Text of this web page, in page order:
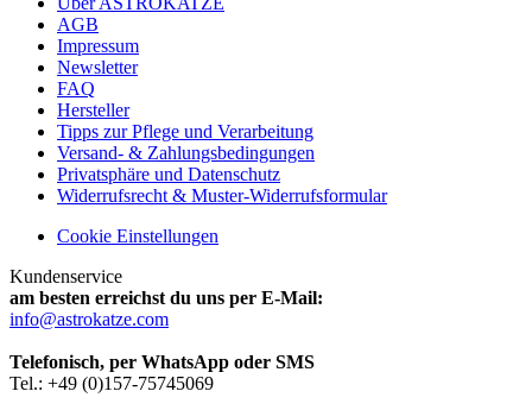
AGB
Impressum
Newsletter
FAQ
Hersteller
Tipps zur Pflege und Verarbeitung
Versand- & Zahlungsbedingungen
Privatsphäre und Datenschutz
Widerrufsrecht & Muster-Widerrufsformular
Cookie Einstellungen
Kundenservice
am besten erreichst du uns per E-Mail:
info@astrokatze.com
Telefonisch, per WhatsApp oder SMS
Tel.: +49 (0)157-75745069